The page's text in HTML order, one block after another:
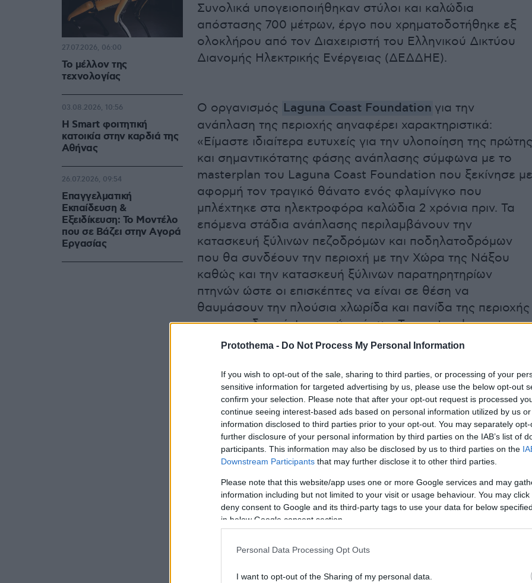
Protothema - Do Not Process My Personal Information
If you wish to opt-out of the sale, sharing to third parties, or processing of your
sensitive information for targeted advertising by us, please use the below opt-out
confirm your selection. Please note that after your opt-out request is processed
continue seeing interest-based ads based on personal information utilized by us
information disclosed to third parties prior to your opt-out. You may separately
further disclosure of your personal information by third parties on the IAB’s list of
participants. This information may also be disclosed by us to third parties on the
Downstream Participants that may further disclose it to other third parties.
Please note that this website/app uses one or more Google services and may
information including but not limited to your visit or usage behaviour. You may
deny consent to Google and its third-party tags to use your data for below
in below Google consent section.
Personal Data Processing Opt Outs
I want to opt-out of the Sharing of my personal data.
Συνολικά υπογειοποιήθηκαν στύλοι και καλώδια
απόστασης 700 μέτρων, έργο που χρηματοδοτήθηκε εξ
ολοκλήρου από τον Διαχειριστή του Ελληνικού Δικτύου
Διανομής Ηλεκτρικής Ενέργειας (ΔΕΔΔΗΕ).
Ο οργανισμός Laguna Coast Foundation για την
ανάπλαση της περιοχής αηναφέρει χαρακτηριστικά:
«Είμαστε ιδιαίτερα ευτυχείς για την υλοποίηση της πρώτης
και σημαντικότατης φάσης ανάπλασης σύμφωνα με το
masterplan του Laguna Coast Foundation που ξεκίνησε με
αφορμή τον τραγικό θάνατο ενός φλαμίνγκο που
μπλέχτηκε στα ηλεκτροφόρα καλώδια 2 χρόνια πριν. Τα
επόμενα στάδια ανάπλασης περιλαμβάνουν την
κατασκευή ξύλινων πεζοδρόμων και ποδηλατοδρόμων
που θα συνδέουν την περιοχή με την Χώρα της Νάξου
καθώς και την κατασκευή ξύλινων παρατηρητηρίων
πτηνών ώστε οι επισκέπτες να είναι σε θέση να
θαυμάσουν την πλούσια χλωρίδα και πανίδα της περιοχής
με τη συνδρομή ψηφιακών μέσων. Το masterplan του
Laguna Coast Foundation παρουσιάστηκε στον Ποντίφικα
καθώς και στο πλαίσιο εργασιών του World Economic
Forum στο Davos τον Ιανουάριο του 2024. Συνεχίζουμε
σταθερά το έργο μας για την προστασία και ανάπλαση
μοναδικής Laguna Coast, κάνοντας την ένα παγκόσμιο
παράδειγμα βιωσιμότητας».
Το μέλλον της
τεχνολογίας
27.07.2026, 06:00
Η Smart φοιτητική
κατοικία στην καρδιά της
Αθήνας
03.08.2026, 10:56
Επαγγελματική
Εκπαίδευση &
Εξειδίκευση: Το Mοντέλο
που σε Bάζει στην Aγορά
Eργασίας
26.07.2026, 09:54